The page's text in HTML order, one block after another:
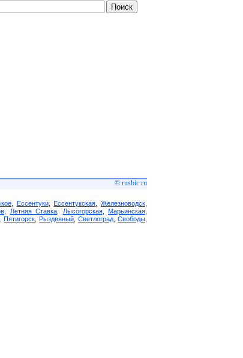
© rusbic.ru
, Ессентуки,Ессентукская ,Железноводск
Летняя Ставка Лысогорская, Марьинская
,Пятигорск ,Рыздвяный ,Светлоград ,Свободы